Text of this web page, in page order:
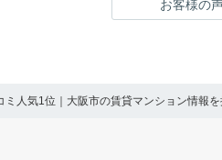
お客様の
ミ人気1位｜大阪市の賃貸マンション情報